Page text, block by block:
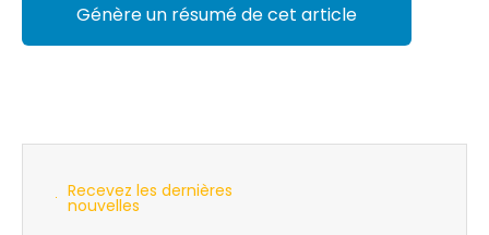
Génère un résumé de cet article
Recevez les dernières
nouvelles